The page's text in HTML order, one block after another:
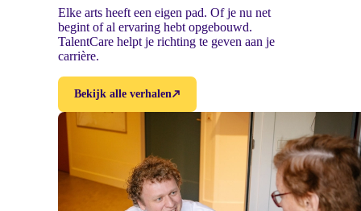
Elke arts heeft een eigen pad. Of je nu net
begint of al ervaring hebt opgebouwd.
TalentCare helpt je richting te geven aan je
carrière.
Bekijk alle verhalen